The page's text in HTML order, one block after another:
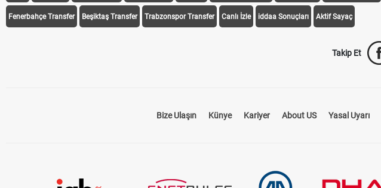
Fenerbahçe Transfer Beşiktaş Transfer Trabzonspor Transfer Canlı İzle iddaa Sonuçları Aktif Sayaç
Takip Et
Bize Ulaşın Künye Kariyer About US Yasal Uyarı